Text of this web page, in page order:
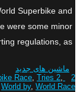
Superbike and
were some minor
regulations, as […]
ماشین های جدید
2 by
Race, Tries 2,
World by, World Race